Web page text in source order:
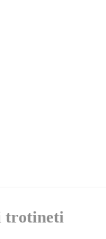
trotineti